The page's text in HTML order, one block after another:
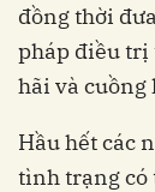
đồng thời
pháp điều trị
hãi và cuồng
Hầu hết các
tình trạng có